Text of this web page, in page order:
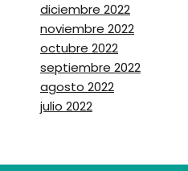
diciembre 2022
noviembre 2022
octubre 2022
septiembre 2022
agosto 2022
julio 2022